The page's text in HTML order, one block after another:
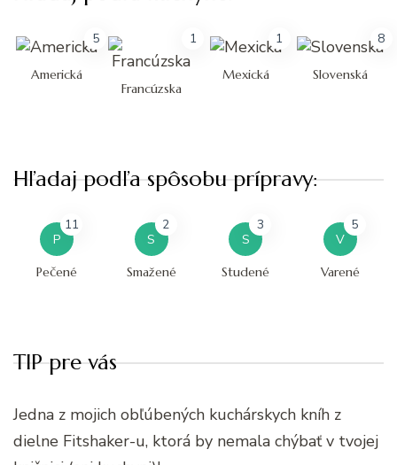
5
Americká
1
Francúzska
1
Mexická
8
Slovenská
Hľadaj podľa spôsobu prípravy:
P
11
Pečené
S
2
Smažené
S
3
Studené
V
5
Varené
TIP pre vás
Jedna z mojich obľúbených kuchárskych kníh z
dielne Fitshaker-u, ktorá by nemala chýbať v tvojej